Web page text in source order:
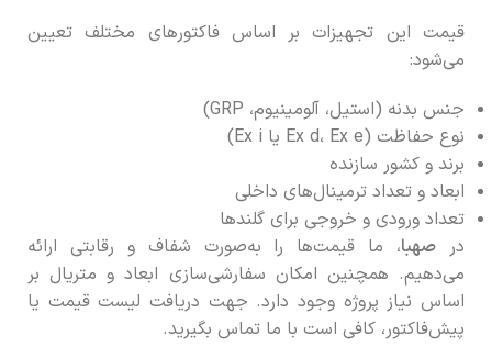
قیمت این تجهیزات بر اساس فاکتورهای مختلف تعیین
می‌شود:
جنس بدنه (استیل، آلومینیوم، GRP)
نوع حفاظت (Ex d، Ex e یا Ex i)
برند و کشور سازنده
ابعاد و تعداد ترمینال‌های داخلی
تعداد ورودی و خروجی برای گلندها
در صهبا، ما قیمت‌ها را به‌صورت شفاف و رقابتی ارائه
می‌دهیم. همچنین امکان سفارشی‌سازی ابعاد و متریال بر
اساس نیاز پروژه وجود دارد. جهت دریافت لیست قیمت یا
پیش‌فاکتور، کافی است با ما تماس بگیرید.